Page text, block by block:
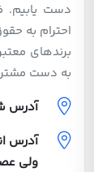
دست یابیم.
احترام به
برندهای
به دست
آدرس
آدرس
ولی عصر